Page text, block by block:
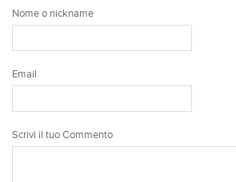
Nome o nickname
Email
Scrivi il tuo Commento